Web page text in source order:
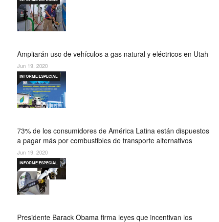
Ampliarán uso de vehículos a gas natural y eléctricos en Utah
Jun 19, 2020
73% de los consumidores de América Latina están dispuestos
a pagar más por combustibles de transporte alternativos
INFORME ESPECIAL
Jun 19, 2020
Presidente Barack Obama firma leyes que incentivan los
INFORME ESPECIAL